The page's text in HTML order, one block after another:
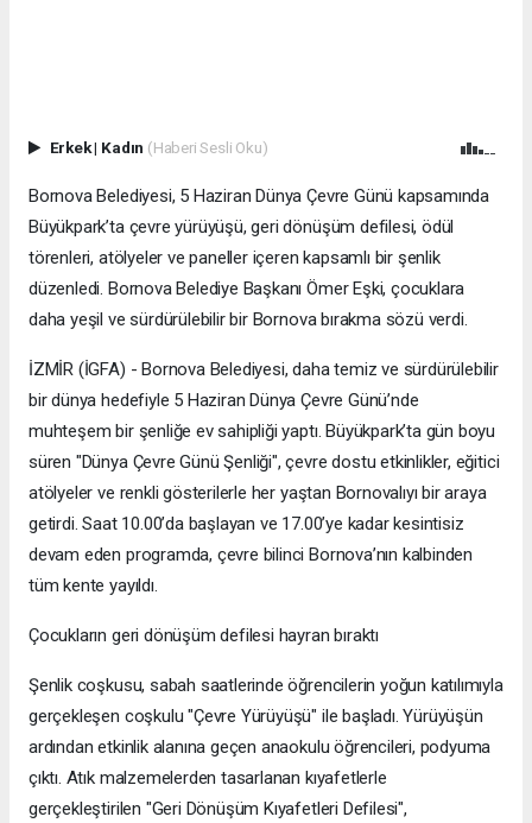
Erkek| Kadın (Haberi Sesli Oku)
Bornova Belediyesi, 5 Haziran Dünya Çevre Günü kapsamında
Büyükpark’ta çevre yürüyüşü, geri dönüşüm defilesi, ödül
törenleri, atölyeler ve paneller içeren kapsamlı bir şenlik
düzenledi. Bornova Belediye Başkanı Ömer Eşki, çocuklara
daha yeşil ve sürdürülebilir bir Bornova bırakma sözü verdi.
İZMİR (İGFA) - Bornova Belediyesi, daha temiz ve sürdürülebilir
bir dünya hedefiyle 5 Haziran Dünya Çevre Günü’nde
muhteşem bir şenliğe ev sahipliği yaptı. Büyükpark’ta gün boyu
süren "Dünya Çevre Günü Şenliği", çevre dostu etkinlikler, eğitici
atölyeler ve renkli gösterilerle her yaştan Bornovalıyı bir araya
getirdi. Saat 10.00’da başlayan ve 17.00’ye kadar kesintisiz
devam eden programda, çevre bilinci Bornova’nın kalbinden
tüm kente yayıldı.
Çocukların geri dönüşüm defilesi hayran bıraktı
Şenlik coşkusu, sabah saatlerinde öğrencilerin yoğun katılımıyla
gerçekleşen coşkulu "Çevre Yürüyüşü" ile başladı. Yürüyüşün
ardından etkinlik alanına geçen anaokulu öğrencileri, podyuma
çıktı. Atık malzemelerden tasarlanan kıyafetlerle
gerçekleştirilen "Geri Dönüşüm Kıyafetleri Defilesi",